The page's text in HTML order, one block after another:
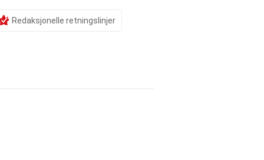
Redaksjonelle retningslinjer